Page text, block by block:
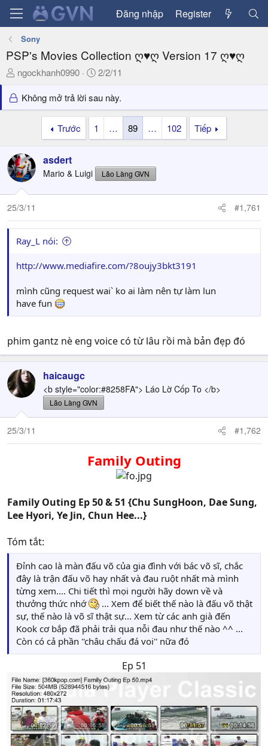
Đăng nhập Register
Sony
PSP's Movies Collection ღ♥ღ Version 17 ღ♥ღ
T
r
e
t
a
r
e
r
ngockhanh0990
N
à
y
2/2/11
Không mở trả lời sau này.
Trước 1 … 89 … 102 Tiếp
asdert
Mario & Luigi Lão Làng GVN
25/3/11 #1,761
Ray_L nói:
http://www.mediafire.com/?8oujy3bkt3191
mình cũng request wai` ko ai làm nên tự làm lun
have fun
phim gantz nè eng voice có từ lâu rồi mà bản đẹp đó
haicaugc
<b style="color:#8258FA"> Láo Lờ Cốp To </b>
Lão Làng GVN
25/3/11 #1,762
Family Outing
Family Outing Ep 50 & 51 {Chu SungHoon, Dae Sung,
Lee Hyori, Ye Jin, Chun Hee...}
Tóm tắt:
Đỉnh cao là màn đấu võ của gia đình với bác võ sĩ, chắc
đây là trận đấu võ hay nhất và đau ruột nhất mà mình
từng xem.... Chi tiết thì mọi người hãy down về và
thưởng thức nhớ
... Xem để biết thế nào là đấu võ thật
sự, thế nào là võ sĩ thật sự... Xem từ các anh già đến
Kook cơ bắp đã phải trải qua nỗi đau như thế nào ^^ ...
Còn có cả phần ''châu chấu đá voi'' nữa đó
Ep 51